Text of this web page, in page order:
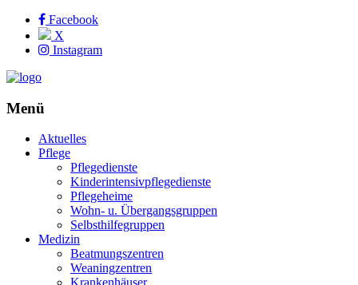
Facebook
X
Instagram
Menü
Aktuelles
Pflege
Pflegedienste
Kinderintensivpflegedienste
Pflegeheime
Wohn- u. Übergangsgruppen
Selbsthilfegruppen
Medizin
Beatmungszentren
Weaningzentren